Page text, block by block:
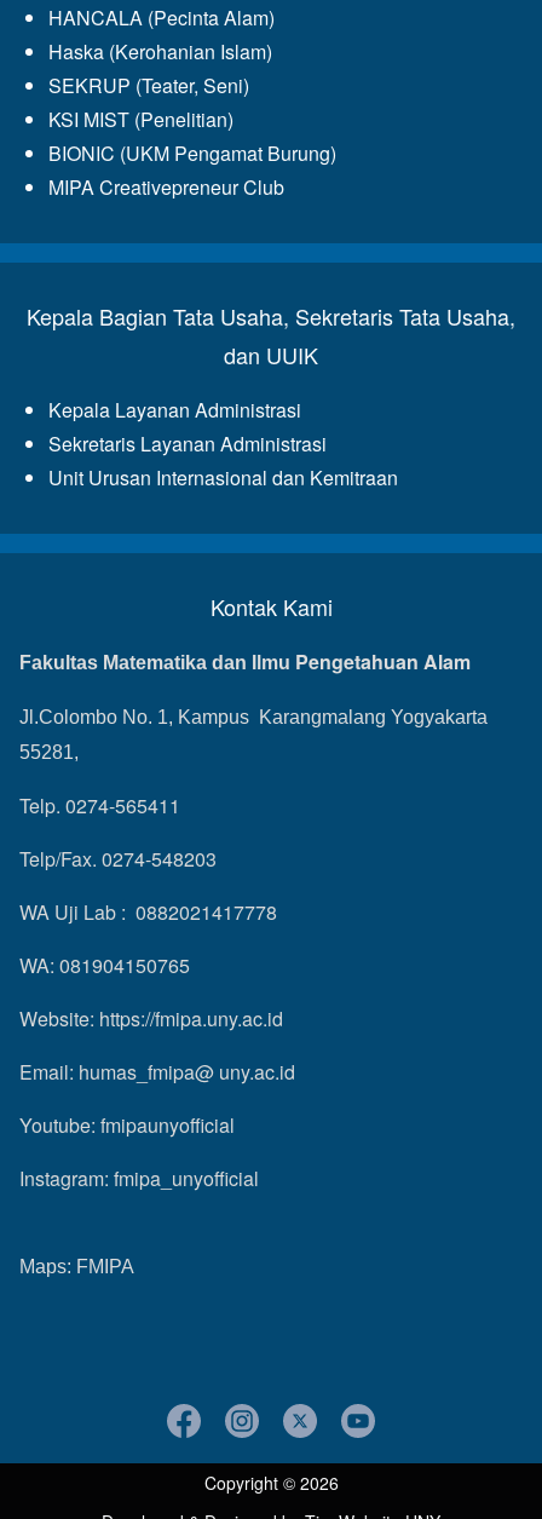
HANCALA (Pecinta Alam)
Haska (Kerohanian Islam)
SEKRUP (Teater, Seni)
KSI MIST (Penelitian)
BIONIC (UKM Pengamat Burung)
MIPA Creativepreneur Club
Kepala Bagian Tata Usaha, Sekretaris Tata Usaha,
dan UUIK
Kepala Layanan Administrasi
Sekretaris Layanan Administrasi
Unit Urusan Internasional dan Kemitraan
Kontak Kami
Fakultas Matematika dan Ilmu Pengetahuan Alam
Jl.Colombo No. 1, Kampus Karangmalang Yogyakarta
55281,
Telp. 0274-565411
Telp/Fax. 0274-548203
WA Uji Lab : 0882021417778
WA: 081904150765
Website: https://fmipa.uny.ac.id
Email: humas_fmipa@ uny.ac.id
Youtube: fmipaunyofficial
Instagram: fmipa_unyofficial
Maps: FMIPA
Copyright © 2026